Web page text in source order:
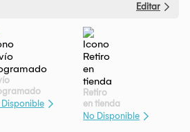
Editar
Disponible
Retiro
en tienda
No Disponible